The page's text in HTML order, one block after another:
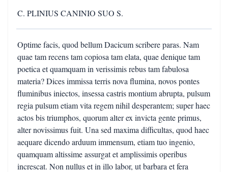
C. PLINIUS CANINIO SUO S.
Optime facis, quod bellum Dacicum scribere paras. Nam
quae tam recens tam copiosa tam elata, quae denique tam
poetica et quamquam in verissimis rebus tam fabulosa
materia? Dices immissa terris nova flumina, novos pontes
fluminibus iniectos, insessa castris montium abrupta, pulsum
regia pulsum etiam vita regem nihil desperantem; super haec
actos bis triumphos, quorum alter ex invicta gente primus,
alter novissimus fuit. Una sed maxima difficultas, quod haec
aequare dicendo arduum immensum, etiam tuo ingenio,
quamquam altissime assurgat et amplissimis operibus
increscat. Non nullus et in illo labor, ut barbara et fera